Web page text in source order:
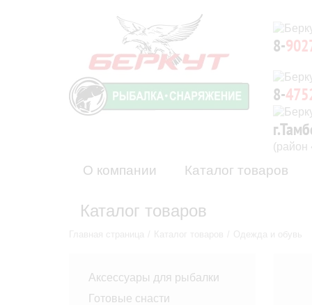
8-
8-
(район
О компании Каталог товаров
Каталог товаров
Аксессуары для рыбалки
Готовые снасти